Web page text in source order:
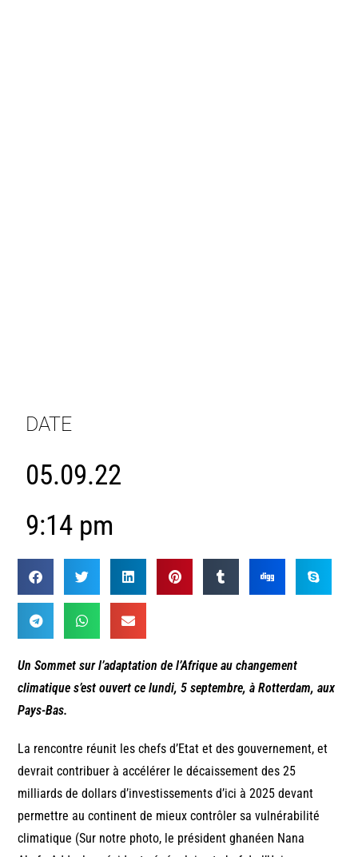
DATE
05.09.22
9:14 pm
Un Sommet sur l’adaptation de l’Afrique au changement
climatique s’est ouvert ce lundi, 5 septembre, à Rotterdam, aux
Pays-Bas.
La rencontre réunit les chefs d’Etat et des gouvernement, et
devrait contribuer à accélérer le décaissement des 25
milliards de dollars d’investissements d’ici à 2025 devant
permettre au continent de mieux contrôler sa vulnérabilité
climatique (Sur notre photo, le président ghanéen Nana